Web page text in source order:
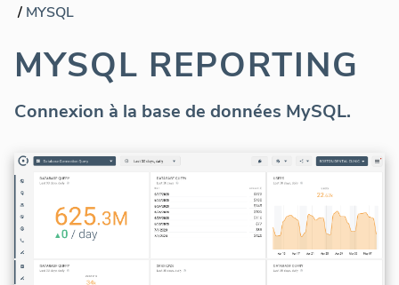
/ MYSQL
MYSQL REPORTING
Connexion à la base de données MySQL.